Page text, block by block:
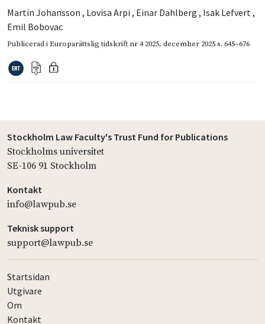
Martin Johansson , Lovisa Arpi , Einar Dahlberg , Isak Lefvert ,
Emil Bobovac
Publicerad iEuroparättslig tidskrift nr 4 2025, december 2025s. 645–676
Stockholm Law Faculty's Trust Fund for Publications
Stockholms universitet
SE-106 91 Stockholm
Kontakt
info@lawpub.se
Teknisk support
support@lawpub.se
Startsidan
Utgivare
Om
Kontakt